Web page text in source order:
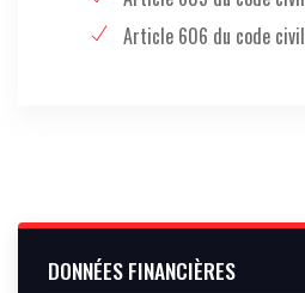
Article 606 du code civil
DONNÉES FINANCIÈRES